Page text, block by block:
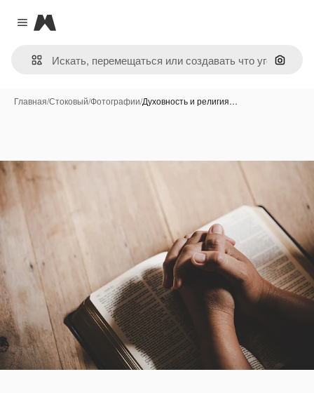
Close menu
Magnific
Поиск
Главная/Стоковый/Фотографии/Духовность и религия…